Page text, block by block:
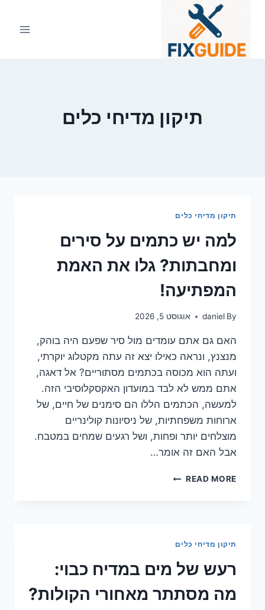
תיקון מדיחי כלים
תיקון מדיחי כלים
למה יש כתמים על סירים
ומחבתות? גלו את האמת
המפתיעה!
By
daniel אוגוסט 5, 2026
האם גם אתם עומדים מול סיר שפעם היה בוהק,
מנצנץ, ונראה כאילו יצא זה עתה מקטלוג יוקרתי,
ועתה הוא מכוסה בכתמים מסתוריים? אל דאגה,
אתם ממש לא לבד במועדון האקסקלוסיבי הזה.
למעשה, הכתמים הללו הם סימנים של חיים, של
ארוחות משפחתיות, של ניסיונות קולינריים
מוצלחים יותר ופחות, ושל רגעים שמחים במטבח.
אבל האם זה אומר…
READ MOREלמה
את
האמת
המפתיעה!
תיקון מדיחי כלים
רעש של מים במדיח כבוי:
מה מסתתר מאחורי הקולות?